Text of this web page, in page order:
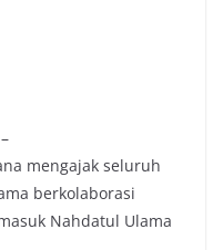
mengajak seluruh
berkolaborasi
Nahdatul Ulama